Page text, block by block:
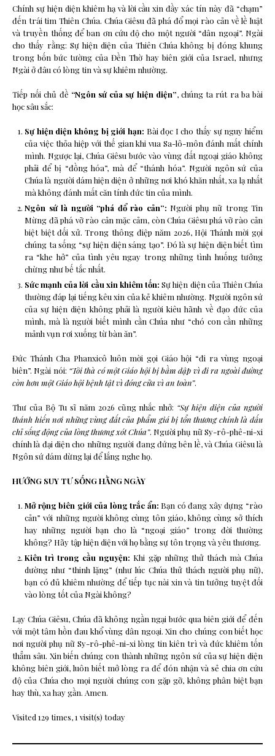
Chính sự hiện diện khiêm hạ và lời cầu xin đầy xác tín này đã “chạm”
đến trái tim Thiên Chúa. Chúa Giêsu đã phá đổ mọi rào cản về lề luật
và truyền thống để ban ơn cứu độ cho một người “dân ngoại”. Ngài
cho thấy rằng: Sự hiện diện của Thiên Chúa không bị đóng khung
trong bốn bức tường của Đền Thờ hay biên giới của Israel, nhưng
Ngài ở đâu có lòng tin và sự khiêm nhường.
Tiếp nối chủ đề “Ngôn sứ của sự hiện diện”, chúng ta rút ra ba bài
học sâu sắc:
Sự hiện diện không bị giới hạn: Bài đọc I cho thấy sự nguy hiểm
của việc thỏa hiệp với thế gian khi vua Sa-lô-môn đánh mất chính
mình. Ngược lại, Chúa Giêsu bước vào vùng đất ngoại giáo không
phải để bị “đồng hóa”, mà để “thánh hóa”. Người ngôn sứ của
Chúa là người dám hiện diện ở những nơi khó khăn nhất, xa lạ nhất
mà không đánh mất căn tính đức tin của mình.
Ngôn sứ là người “phá đổ rào cản”: Người phụ nữ trong Tin
Mừng đã phá vỡ rào cản mặc cảm, còn Chúa Giêsu phá vỡ rào cản
biệt biệt đối xử. Trong thông điệp năm 2026, Hội Thánh mời gọi
chúng ta sống “sự hiện diện sáng tạo”. Đó là sự hiện diện biết tìm
ra “khe hở” của tình yêu ngay trong những tình huống tưởng
chừng như bế tắc nhất.
Sức mạnh của lời cầu xin khiêm tốn: Sự hiện diện của Thiên Chúa
thường đáp lại tiếng kêu xin của kẻ khiêm nhường. Người ngôn sứ
của sự hiện diện không phải là người kiêu hãnh về đạo đức của
mình, mà là người biết mình cần Chúa như “chó con cần những
mảnh vụn rơi xuống từ bàn ăn”.
Đức Thánh Cha Phanxicô luôn mời gọi Giáo hội “đi ra vùng ngoại
biên”. Ngài nói: “Tôi thà có một Giáo hội bị bầm dập vì đi ra ngoài đường
còn hơn một Giáo hội bệnh tật vì đóng cửa vì an toàn”.
Thư của Bộ Tu sĩ năm 2026 cũng nhắc nhở: “Sự hiện diện của người
thánh hiến nơi những vùng đất của phẩm giá bị tổn thương chính là dấu
chỉ sống động của lòng thương xót Chúa”. Người phụ nữ Sy-rô-phê-ni-xi
chính là đại diện cho những người đang đứng bên lề, và Chúa Giêsu là
Ngôn sứ dám dừng lại để lắng nghe họ.
HƯỚNG SUY TƯ SỐNG HẰNG NGÀY
Mở rộng biên giới của lòng trắc ẩn: Bạn có đang xây dựng “rào
cản” với những người không cùng tôn giáo, không cùng sở thích
hay những người bạn cho là “ngoại giáo” trong đời thường
không? Hãy tập hiện diện với họ bằng sự tôn trọng và yêu thương.
Kiên trì trong cầu nguyện: Khi gặp những thử thách mà Chúa
dường như “thinh lặng” (như lúc Chúa thử thách người phụ nữ),
bạn có đủ khiêm nhường để tiếp tục nài xin và tin tưởng tuyệt đối
vào lòng tốt của Ngài không?
Lạy Chúa Giêsu, Chúa đã không ngần ngại bước qua biên giới để đến
với một tâm hồn đau khổ vùng dân ngoại. Xin cho chúng con biết học
nơi người phụ nữ Sy-rô-phê-ni-xi lòng tin kiên trì và đức khiêm tốn
thẳm sâu. Xin biến chúng con thành những ngôn sứ của sự hiện diện
không biên giới, luôn biết mở lòng ra để đón nhận và sẻ chia ơn cứu
độ của Chúa cho mọi người chúng con gặp gỡ, không phân biệt bạn
hay thù, xa hay gần. Amen.
Visited 129 times, 1 visit(s) today